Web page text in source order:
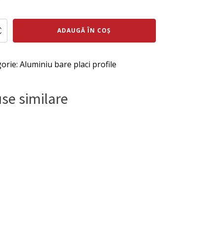
ADAUGĂ ÎN COȘ
Aluminiu bare placi profile
similare